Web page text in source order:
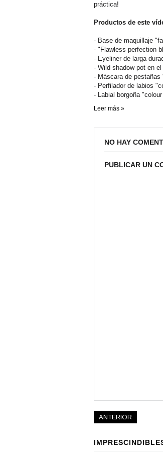
práctica!
Productos de este
- Base de maquillaje
- "Flawless perfection
- Eyeliner de larga
- Wild shadow pot en
- Máscara de
- Perfilador de labios
- Labial borgoña
Leer más »
NO HAY
PUBLICAR UN
ANTERIOR